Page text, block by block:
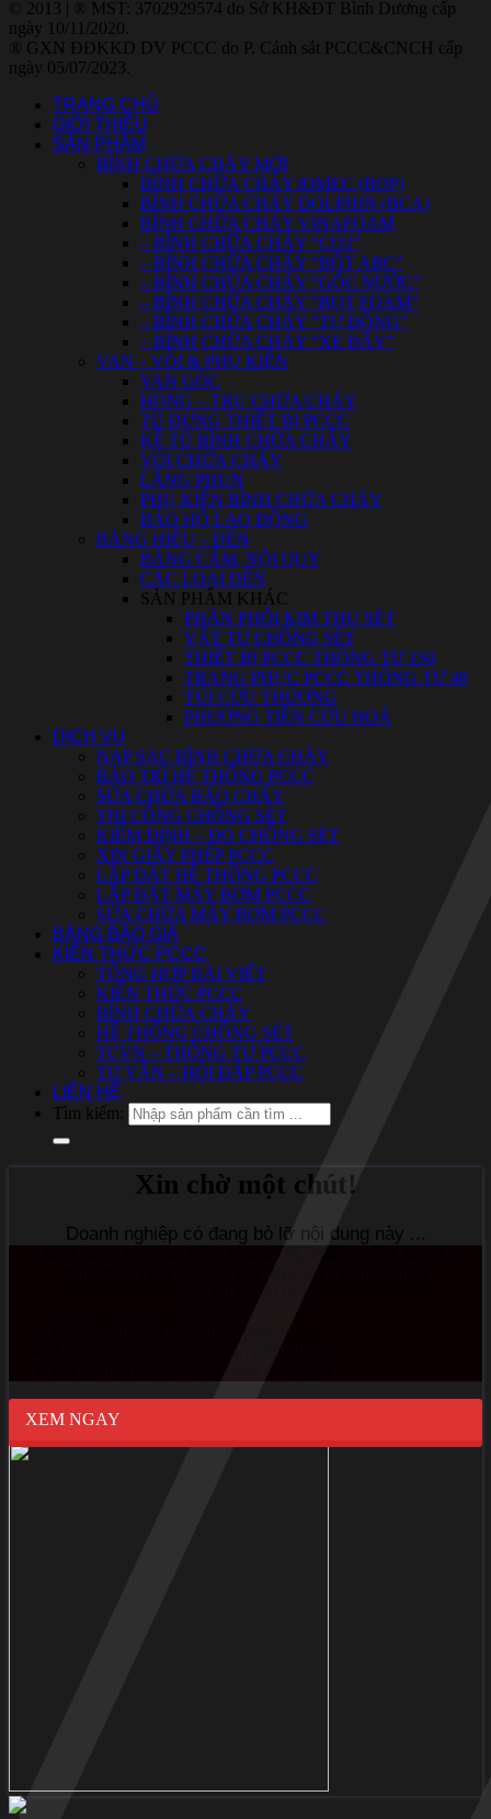
© 2013 | ® MST: 3702929574 do Sở KH&ĐT Bình Dương cấp
ngày 10/11/2020.
® GXN ĐĐKKD DV PCCC do P. Cảnh sát PCCC&CNCH cấp
ngày 05/07/2023.
TRANG CHỦ
GIỚI THIỆU
SẢN PHẨM
BÌNH CHỮA CHÁY MỚI
BÌNH CHỮA CHÁY 83MEC (BQP)
BÌNH CHỮA CHÁY DOLPHIN (BCA)
BÌNH CHỮA CHÁY VINAFOAM
– BÌNH CHỮA CHÁY “CO2”
– BÌNH CHỮA CHÁY “BỘT ABC”
– BÌNH CHỮA CHÁY “GỐC NƯỚC”
– BÌNH CHỮA CHÁY “BỌT FOAM”
– BÌNH CHỮA CHÁY “TỰ ĐỘNG”
– BÌNH CHỮA CHÁY “XE ĐẨY”
VAN – VÒI & PHỤ KIỆN
VAN GÓC
HỌNG – TRỤ CHỮA CHÁY
TỦ ĐỰNG THIẾT BỊ PCCC
KỆ TỦ BÌNH CHỮA CHÁY
VÒI CHỮA CHÁY
LĂNG PHUN
PHỤ KIỆN BÌNH CHỮA CHÁY
BẢO HỘ LAO ĐỘNG
BẢNG HIỆU – ĐÈN
BẢNG CẤM, NỘI QUY
CÁC LOẠI ĐÈN
SẢN PHẨM KHÁC
PHÂN PHỐI KIM THU SÉT
VẬT TƯ CHỐNG SÉT
THIẾT BỊ PCCC THÔNG TƯ 150
TRANG PHỤC PCCC THÔNG TƯ 48
TÚI CỨU THƯƠNG
PHƯƠNG TIỆN CỨU HOẢ
DỊCH VỤ
NẠP SẠC BÌNH CHỮA CHÁY
BẢO TRÌ HỆ THỐNG PCCC
SỬA CHỮA BÁO CHÁY
THI CÔNG CHỐNG SÉT
KIỂM ĐỊNH – ĐO CHỐNG SÉT
XIN GIẤY PHÉP PCCC
LẮP ĐẶT HỆ THỐNG PCCC
LẮP ĐẶT MÁY BƠM PCCC
SỬA CHỮA MÁY BƠM PCCC
BẢNG BÁO GIÁ
KIẾN THỨC PCCC
TỔNG HỢP BÀI VIẾT
KIẾN THỨC PCCC
BÌNH CHỮA CHÁY
HỆ THỐNG CHỐNG SÉT
TCVN – THÔNG TƯ PCCC
TƯ VẤN – HỎI ĐÁP PCCC
LIÊN HỆ
Tìm kiếm:
Xin chờ một chút!
Doanh nghiệp có đang bỏ lỡ nội dung này ...
‹ MỚI 2026 › HƯỚNG DẪN TRANG BỊ, THIẾT KẾ, LẮP ĐẶT
PHƯƠNG TIỆN PCCC CHO NHÀ VÀ CÔNG TRÌNH
(CÓ FILE TẢI VỀ)
Tổng hợp từ các văn bản pháp luật
Có tài liệu tải về hoàn toàn miễn phí
XEM NGAY